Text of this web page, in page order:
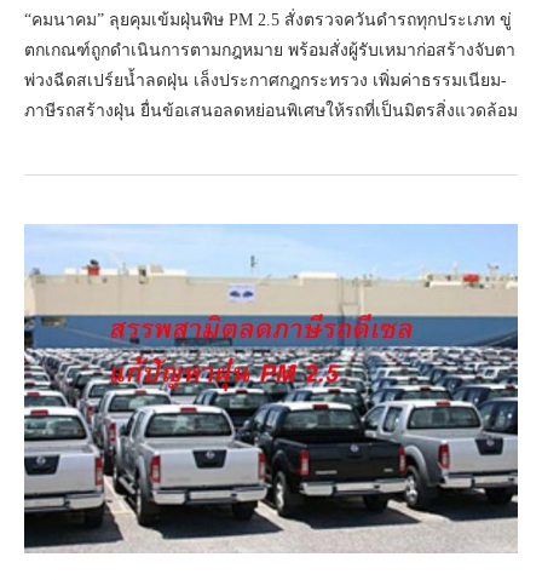
“คมนาคม” ลุยคุมเข้มฝุ่นพิษ PM 2.5 สั่งตรวจควันดำรถทุกประเภท ขู่
ตกเกณฑ์ถูกดำเนินการตามกฎหมาย พร้อมสั่งผู้รับเหมาก่อสร้างจับตา
พ่วงฉีดสเปร์ยน้ำลดฝุ่น เล็งประกาศกฎกระทรวง เพิ่มค่าธรรมเนียม-
ภาษีรถสร้างฝุ่น ยื่นข้อเสนอลดหย่อนพิเศษให้รถที่เป็นมิตรสิ่งแวดล้อม